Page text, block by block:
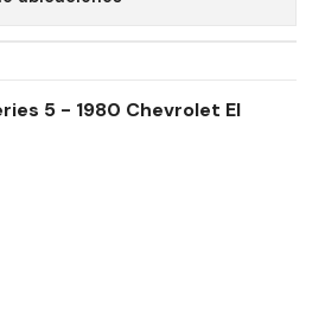
5 - 1980 Chevrolet El